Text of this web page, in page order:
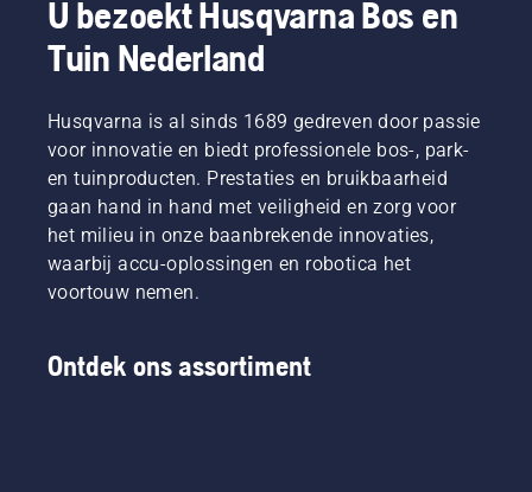
U bezoekt Husqvarna Bos en
Tuin Nederland
Husqvarna is al sinds 1689 gedreven door passie
voor innovatie en biedt professionele bos-, park-
en tuinproducten. Prestaties en bruikbaarheid
gaan hand in hand met veiligheid en zorg voor
het milieu in onze baanbrekende innovaties,
waarbij accu-oplossingen en robotica het
voortouw nemen.
Ontdek ons assortiment